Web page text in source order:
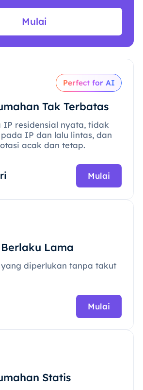
Mulai
Perfect for AI
Tak Terbatas
IP residensial nyata, tidak
IP dan lalu lintas, dan
acak dan tetap.
Mulai
Lama
diperlukan tanpa takut
Mulai
Statis